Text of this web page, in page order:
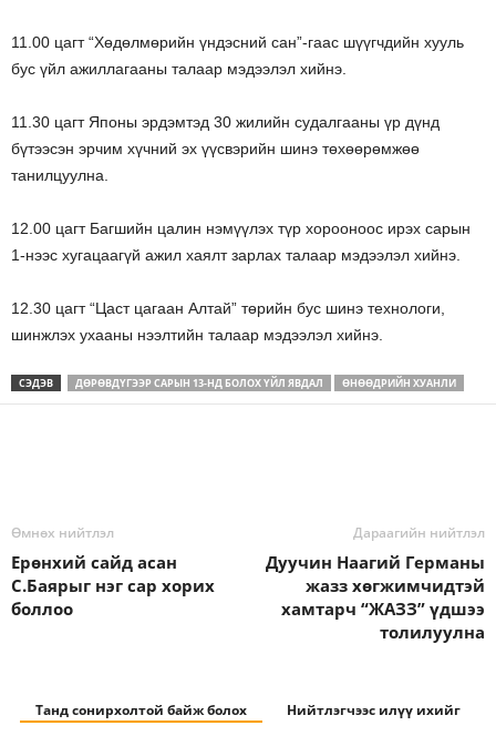
11.00 цагт “Хөдөлмөрийн үндэсний сан”-гаас шүүгчдийн хууль
бус үйл ажиллагааны талаар мэдээлэл хийнэ.
11.30 цагт Японы эрдэмтэд 30 жилийн судалгааны үр дүнд
бүтээсэн эрчим хүчний эх үүсвэрийн шинэ төхөөрөмжөө
танилцуулна.
12.00 цагт Багшийн цалин нэмүүлэх түр хорооноос ирэх сарын
1-нээс хугацаагүй ажил хаялт зарлах талаар мэдээлэл хийнэ.
12.30 цагт “Цаст цагаан Алтай” төрийн бус шинэ технологи,
шинжлэх ухааны нээлтийн талаар мэдээлэл хийнэ.
СЭДЭВ ДӨРӨВДҮГЭЭР САРЫН 13-НД БОЛОХ ҮЙЛ ЯВДАЛ ӨНӨӨДРИЙН ХУАНЛИ
Өмнөх нийтлэл
Ерөнхий сайд асан
С.Баярыг нэг сар хорих
боллоо
Дараагийн нийтлэл
Дуучин Наагий Германы
жазз хөгжимчидтэй
хамтарч “ЖАЗЗ” үдшээ
толилуулна
Танд сонирхолтой байж болох Нийтлэгчээс илүү ихийг